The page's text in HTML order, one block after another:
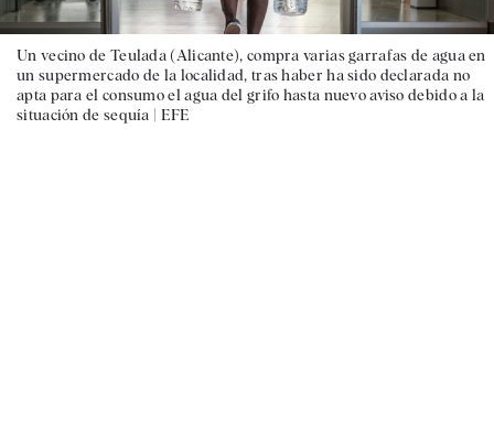
Un vecino de Teulada (Alicante), compra varias garrafas de agua en
un supermercado de la localidad, tras haber ha sido declarada no
apta para el consumo el agua del grifo hasta nuevo aviso debido a la
situación de sequía | EFE